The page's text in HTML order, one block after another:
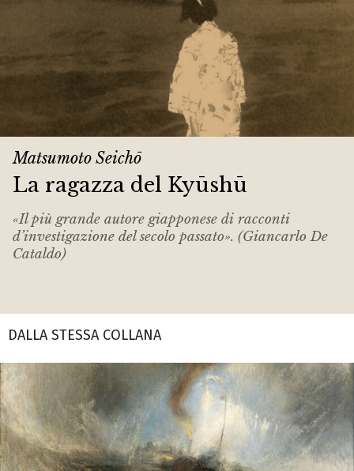
Matsumoto Seichō
La ragazza del Kyūshū
«Il più grande autore giapponese di racconti
d’investigazione del secolo passato». (Giancarlo De
Cataldo)
DALLA STESSA COLLANA